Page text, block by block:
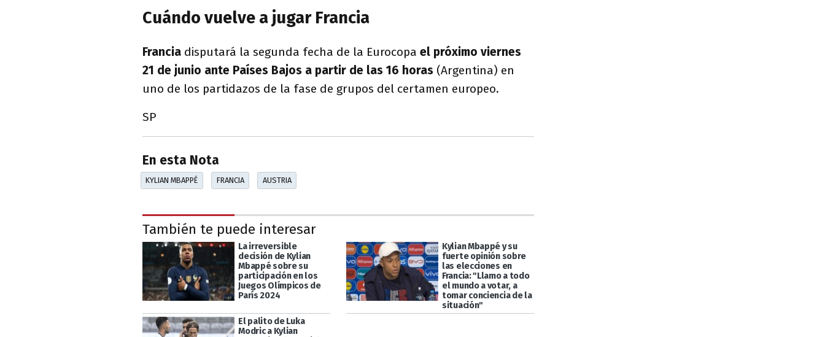
Cuándo vuelve a jugar Francia
Francia disputará la segunda fecha de la Eurocopa el próximo viernes
21 de junio ante Países Bajos a partir de las 16 horas (Argentina) en
uno de los partidazos de la fase de grupos del certamen europeo.
SP
En esta Nota
KYLIAN MBAPPÉ FRANCIA AUSTRIA
También te puede interesar
La irreversible
decisión de Kylian
Mbappé sobre su
participación en los
Juegos Olímpicos de
París 2024
Kylian Mbappé y su
fuerte opinión sobre
las elecciones en
Francia: "Llamo a todo
el mundo a votar, a
tomar conciencia de la
situación"
El palito de Luka
Modric a Kylian